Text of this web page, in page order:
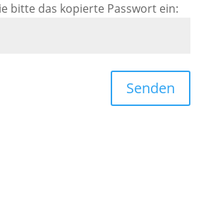
bitte das kopierte Passwort ein:
Senden